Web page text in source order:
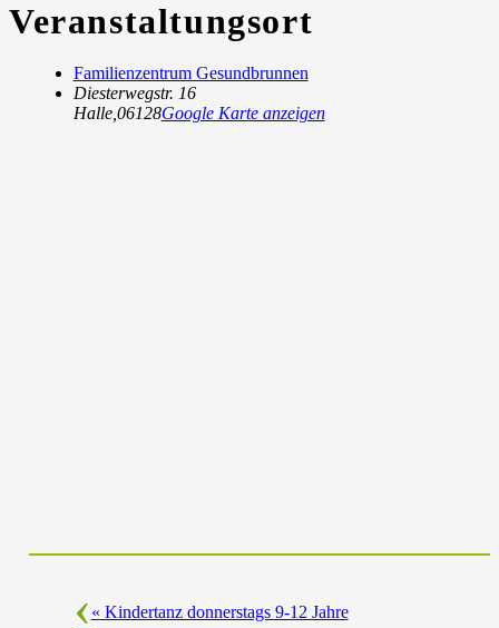
Veranstaltungsort
Familienzentrum Gesundbrunnen
Diesterwegstr. 16
Halle, 06128Google Karte anzeigen
« Kindertanz donnerstags 9-12 Jahre